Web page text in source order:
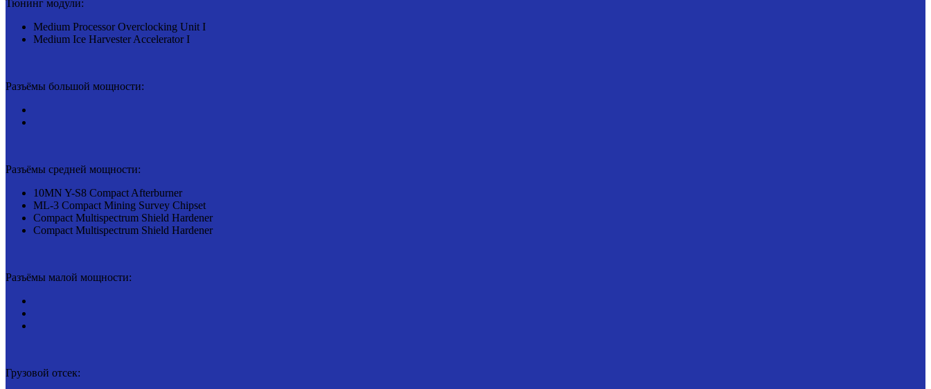
Тюнинг модули:
Medium Processor Overclocking Unit I
Medium Ice Harvester Accelerator I
Разъёмы большой мощности:
Разъёмы средней мощности:
10MN Y-S8 Compact Afterburner
ML-3 Compact Mining Survey Chipset
Compact Multispectrum Shield Hardener
Compact Multispectrum Shield Hardener
Разъёмы малой мощности:
Грузовой отсек: